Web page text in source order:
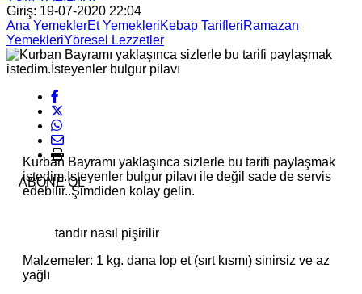
Giriş: 19-07-2020 22:04
Ana YemeklerEt YemekleriKebap TarifleriRamazan
YemekleriYöresel Lezzetler
ABONE OL
Kurban Bayramı yaklaşınca sizlerle bu tarifi paylaşmak
istedim.İsteyenler bulgur pilavı ile değil sade de servis
edebilir..Şimdiden kolay gelin.
tandır nasıl pişirilir
Malzemeler: 1 kg. dana lop et (sırt kısmı) sinirsiz ve az
yağlı